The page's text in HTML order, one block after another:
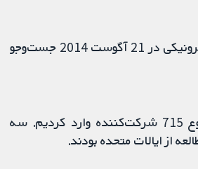
بانک‌های اطلاعاتی الکترونیکی در 21 آگوست 2014 جست‌وجو
پنج مطالعه را با مجموع 715 شرکت‌کننده وارد کردیم. سه
از ایالات متحده بودند.